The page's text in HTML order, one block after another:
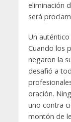
eliminación
será
Un auténtico
Cuando los
negaron la
desafió a
oración.
uno contra
montón de